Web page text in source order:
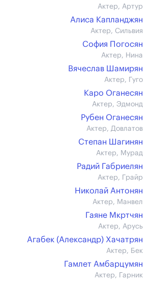
Актер, Артур
Алиса Капланджян
Актер, Сильвия
София Погосян
Актер, Нина
Вячеслав Шамирян
Актер, Гуго
Каро Оганесян
Актер, Эдмонд
Рубен Оганесян
Актер, Довлатов
Степан Шагинян
Актер, Мурад
Радий Габриелян
Актер, Грайр
Николай Антонян
Актер, Манвел
Гаяне Мкртчян
Актер, Арусь
Агабек (Александр) Хачатрян
Актер, Бек
Гамлет Амбарцумян
Актер, Гарник